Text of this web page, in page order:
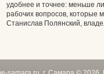
удобнее и точнее: меньше
рабочих вопросов, которые
Станислав Полянский,